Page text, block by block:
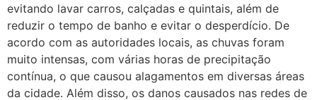
evitando lavar carros, calçadas e quintais, além de
reduzir o tempo de banho e evitar o desperdício. De
acordo com as autoridades locais, as chuvas foram
muito intensas, com várias horas de precipitação
contínua, o que causou alagamentos em diversas áreas
da cidade. Além disso, os danos causados nas redes de